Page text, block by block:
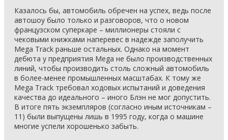
Казалось бы, автомобиль обречен на успех, ведь после
автошоу было только и разговоров, что о новом
французском суперкаре – миллионеры стояли с
чековыми книжками наперевес в надежде заполучить
Mega Track раньше остальных. Однако на момент
дебюта у предприятия Mega не было производственных
линий, чтобы производить столь сложный автомобиль
в более-менее промышленных масштабах. К тому же
Mega Track требовал ходовых испытаний и доведения
качества до идеального – иного Блэн не мог допустить.
В итоге пять экземпляров (согласно иным источникам –
11) были выпущены лишь в 1995 году, когда о машине
многие успели хорошенько забыть.